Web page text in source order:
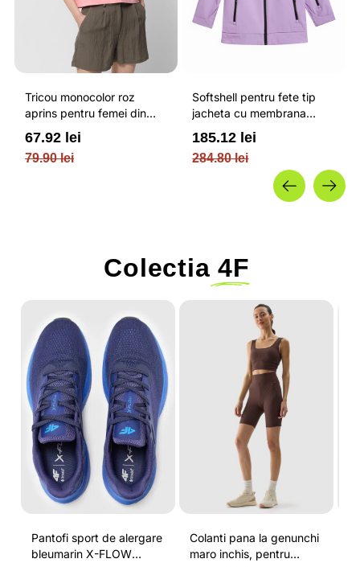
Tricou monocolor roz
aprins pentru femei din
bumbac si cu croiala boxy
OUTHORN
79.90 lei
67.92 lei
Softshell pentru fete tip
jacheta cu membrana
impermeabila NEODRY 5
000 si permis de schi roz /
4F JUNIOR
284.80 lei
185.12 lei
Colectia 4F
Pantofi sport de alergare
bleumarin X-FLOW
Colanti pana la genunchi
maro inchis, pentru